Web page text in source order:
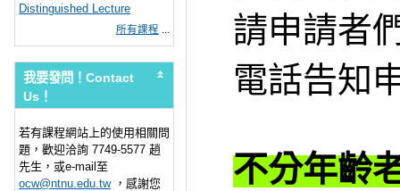
Distinguished Lecture
所有課程
我要發問！Contact
Us！
若有課程網站上的使用相關問
題， 歡迎洽詢 7749-5577 趙
先生， 或e-mail至
ocw@ntnu.edu.tw，感謝您
請申請者
電話告知
不分年齡